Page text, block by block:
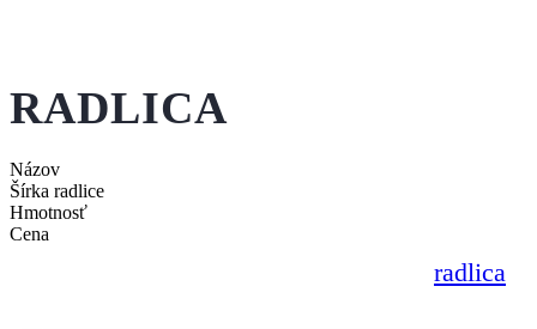
RADLICA
Názov
Šírka radlice
Hmotnosť
Cena
radlica